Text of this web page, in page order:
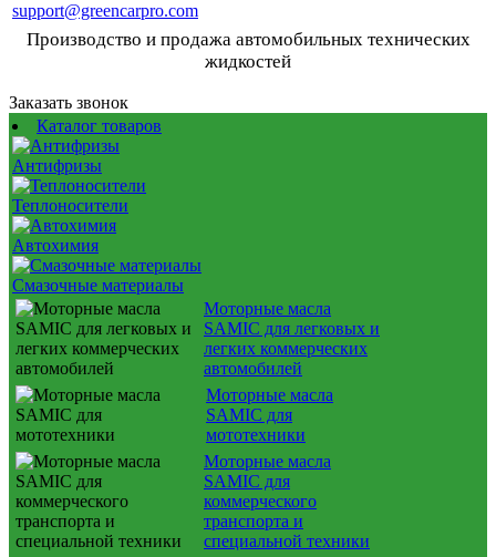
support@greencarpro.com
Производство и продажа автомобильных технических
жидкостей
Заказать звонок
Каталог товаров
Антифризы
Теплоносители
Автохимия
Смазочные материалы
Моторные масла
SAMIC для легковых и
легких коммерческих
автомобилей
Моторные масла
SAMIC для
мототехники
Моторные масла
SAMIC для
коммерческого
транспорта и
специальной техники